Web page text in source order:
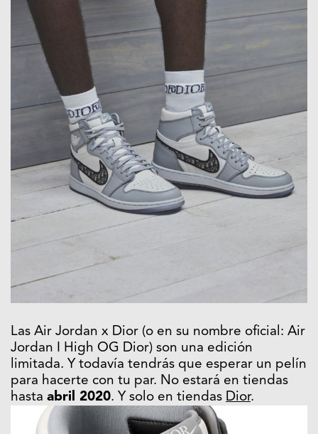
Las Air Jordan x Dior (o en su nombre oficial: Air
Jordan I High OG Dior) son una edición
limitada. Y todavía tendrás que esperar un pelín
para hacerte con tu par. No estará en tiendas
hasta abril 2020. Y solo en tiendas Dior.